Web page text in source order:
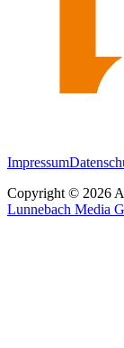
Impressum
Copyright © 2026
Lunnebach Media